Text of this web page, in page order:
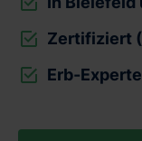
Zertifiziert
Erb-